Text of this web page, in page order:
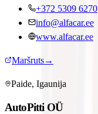
+372 5309 6270
info@alfacar.ee
www.alfacar.ee
Maršruts→
Paide, Igaunija
AutoPitti OÜ